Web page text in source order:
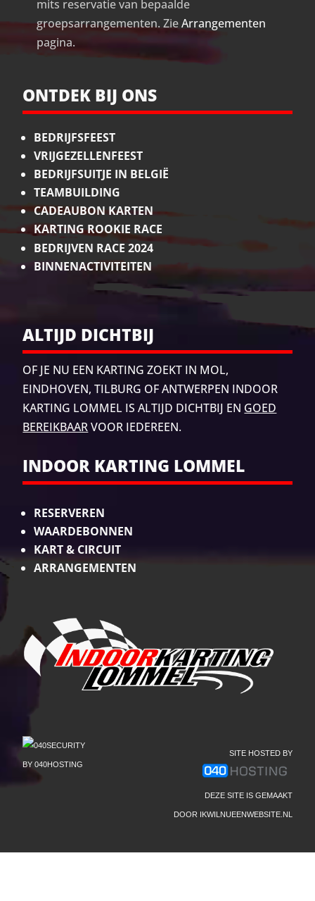
mits reservatie van bepaalde
groepsarrangementen. ZieArrangementen
pagina.
ONTDEK BIJ ONS
BEDRIJFSFEEST
VRIJGEZELLENFEEST
BEDRIJFSUITJE IN BELGIË
TEAMBUILDING
CADEAUBON KARTEN
KARTING ROOKIE RACE
BEDRIJVEN RACE 2024
BINNENACTIVITEITEN
ALTIJD DICHTBIJ
OF JE NU EEN KARTING ZOEKT IN MOL,
EINDHOVEN, TILBURG OF ANTWERPEN INDOOR
KARTING LOMMEL IS ALTIJD DICHTBIJ EN GOED
BEREIKBAARVOOR IEDEREEN.
INDOOR KARTING LOMMEL
RESERVEREN
WAARDEBONNEN
KART & CIRCUIT
ARRANGEMENTEN
SITE HOSTED BY
DEZE SITE IS GEMAAKT
DOOR IKWILNUEENWEBSITE.NL